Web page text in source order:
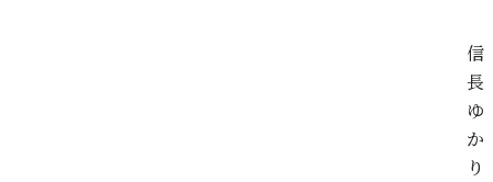
信
長
ゆ
か
り